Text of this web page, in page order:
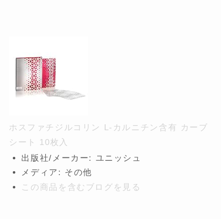
ホスファチジルコリン L-カルニチン含有 カーブ
シート 10枚入
出版社/メーカー: ユニッシュ
メディア: その他
この商品を含むブログを見る